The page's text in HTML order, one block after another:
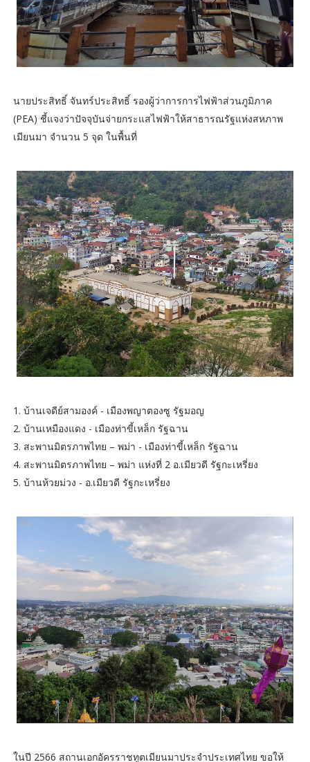
​นายประสิทธิ์ จันทร์ประสิทธิ์ รองผู้ว่าการการไฟฟ้าส่วนภูมิภาค
(PEA) ชี้แจงว่าปัจจุบันจ่ายกระแสไฟฟ้าให้สาธารณรัฐแห่งสหภาพ
เมียนมา จำนวน 5 จุด ในพื้นที่
1. บ้านเจดีย์สามองค์ - เมืองพญาตองซู รัฐมอญ
2. บ้านเหมืองแดง - เมืองท่าขี้เหล็ก รัฐฉาน
3. สะพานมิตรภาพไทย – พม่า - เมืองท่าขี้เหล็ก รัฐฉาน
4. สะพานมิตรภาพไทย – พม่า แห่งที่ 2 อ.เมียวดี รัฐกะเหรี่ยง
5. บ้านห้วยม่วง - อ.เมียวดี รัฐกะเหรี่ยง
​ในปี 2566 สถานเอกอัครราชทูตเมียนมาประจำประเทศไทย ขอให้